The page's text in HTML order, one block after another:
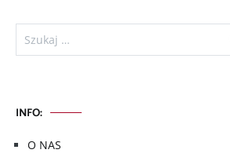
Szukaj:
INFO:
O NAS